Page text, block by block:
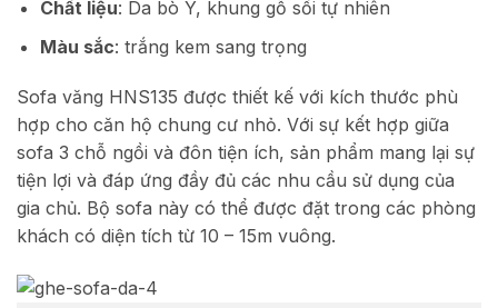
Chất liệu: Da bò Ý, khung gỗ sồi tự nhiên
Màu sắc: trắng kem sang trọng
Sofa văng HNS135 được thiết kế với kích thước phù
hợp cho căn hộ chung cư nhỏ. Với sự kết hợp giữa
sofa 3 chỗ ngồi và đôn tiện ích, sản phẩm mang lại sự
tiện lợi và đáp ứng đầy đủ các nhu cầu sử dụng của
gia chủ. Bộ sofa này có thể được đặt trong các phòng
khách có diện tích từ 10 – 15m vuông.